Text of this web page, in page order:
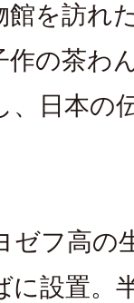
館を訪れ
作の茶わ
、日本の
フ高の
に設置。